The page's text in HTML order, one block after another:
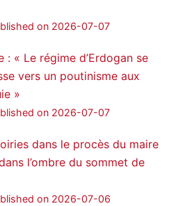
on 2026-07-07
« Le régime d’Erdogan se
vers un poutinisme aux
»
on 2026-07-07
dans le procès du maire
l’ombre du sommet de
on 2026-07-06